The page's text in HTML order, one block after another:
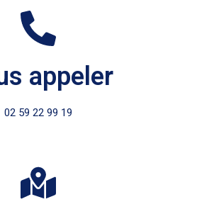
appeler
02 59 22 99 19